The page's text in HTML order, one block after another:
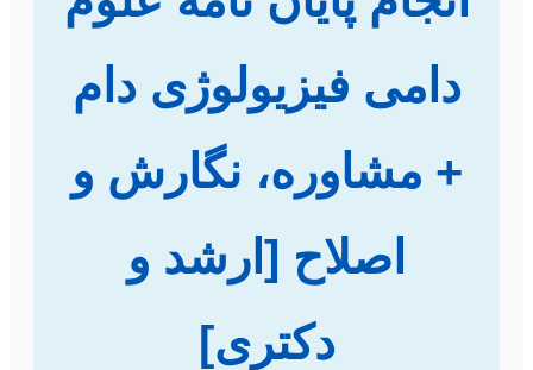
دامی فیزیولوژی دام
+ مشاوره، نگارش و
اصلاح [ارشد و
دکتری]